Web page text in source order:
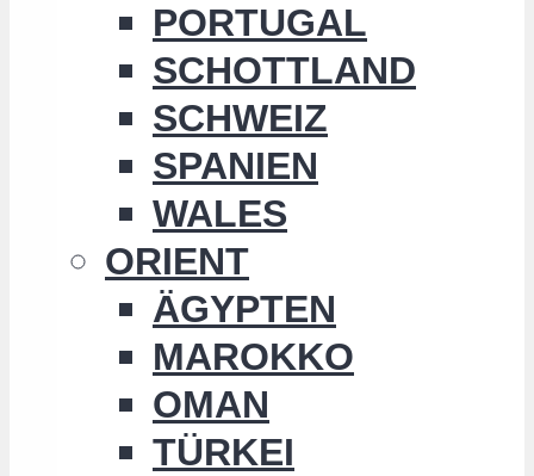
PORTUGAL
SCHOTTLAND
SCHWEIZ
SPANIEN
WALES
ORIENT
ÄGYPTEN
MAROKKO
OMAN
TÜRKEI